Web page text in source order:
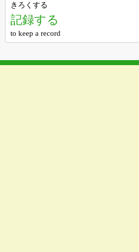
きろくする
記録する
to keep a record